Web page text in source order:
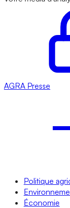
AGRA Presse
Politique
Économie